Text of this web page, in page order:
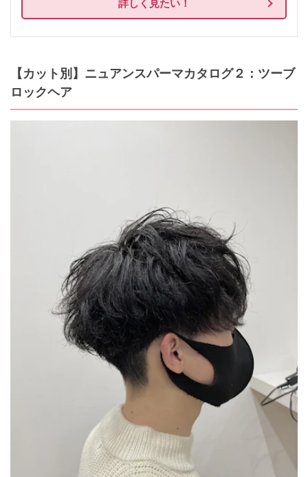
詳しく見たい！
【カット別】ニュアンスパーマカタログ２：ツーブ
ロックヘア